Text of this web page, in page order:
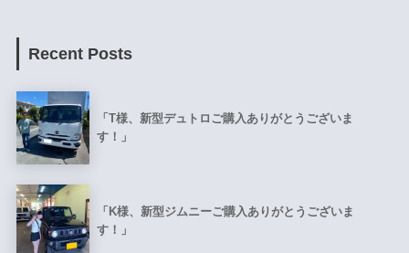
Recent Posts
「T様、新型デュトロご購入ありがとうございま
す！」
「K様、新型ジムニーご購入ありがとうございま
す！」